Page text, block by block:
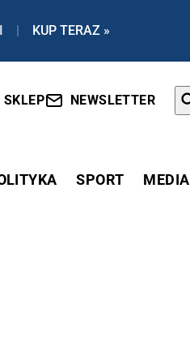
| KUP TERAZ »
SKLEP NEWSLETTER
SPORT MEDIA